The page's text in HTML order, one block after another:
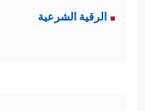
الرقية الشرعية